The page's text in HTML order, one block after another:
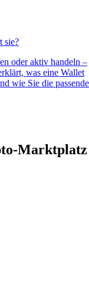
sie?
oder aktiv handeln –
was eine Wallet
wie Sie die passende
Marktplatz